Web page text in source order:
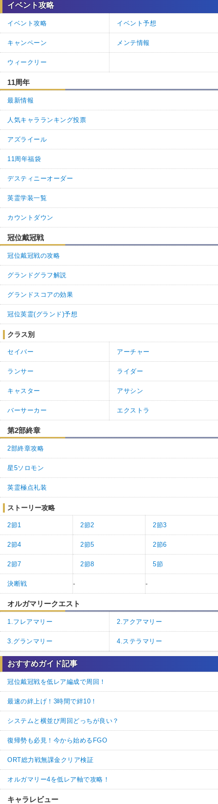
イベント攻略
イベント攻略 イベント予想
キャンペーン メンテ情報
ウィークリー
11周年
最新情報
人気キャラランキング投票
アズライール
11周年福袋
デスティニーオーダー
英霊学装一覧
カウントダウン
冠位戴冠戦
冠位戴冠戦の攻略
グランドグラフ解説
グランドスコアの効果
冠位英霊(グランド)予想
クラス別
セイバー アーチャー
ランサー ライダー
キャスター アサシン
バーサーカー エクストラ
第2部終章
2部終章攻略
星5ソロモン
英霊極点礼装
ストーリー攻略
2節1 2節2 2節3
2節4 2節5 2節6
2節7 2節8 5節
決断戦 - -
オルガマリークエスト
1.フレアマリー 2.アクアマリー
3.グランマリー 4.ステラマリー
おすすめガイド記事
冠位戴冠戦を低レア編成で周回！
最速の絆上げ！3時間で絆10！
システムと横並び周回どっちが良い？
復帰勢も必見！今から始めるFGO
ORT総力戦無課金クリア検証
オルガマリー4を低レア軸で攻略！
キャラレビュー